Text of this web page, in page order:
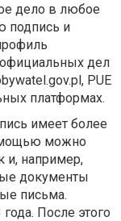
дело в любое
подпись и
дел
PUE
платформах.
имеет более
можно
и, например,
документы
письма.
После этого